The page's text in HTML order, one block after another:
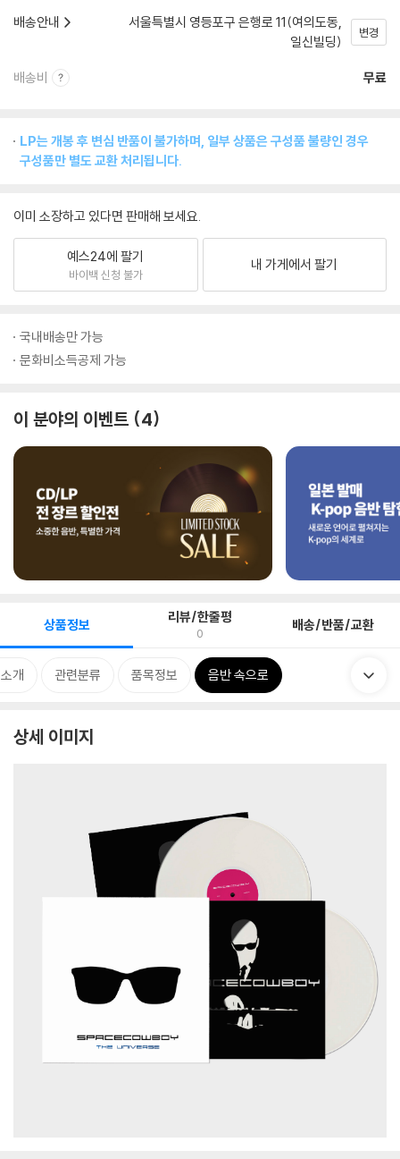
배송안내
서울특별시 영등포구 은행로 11(여의도동,
일신빌딩)
변경
배송비 무료
LP는 개봉 후 변심 반품이 불가하며, 일부 상품은 구성품 불량인 경우
구성품만 별도 교환 처리됩니다.
이미 소장하고 있다면 판매해 보세요.
예스24에 팔기
바이백 신청 불가
내 가게에서 팔기
국내배송만 가능
문화비소득공제 가능
이 분야의 이벤트 4
상품정보 리뷰/한줄평
0 배송/반품/교환
개 관련분류 품목정보 음반 속으로
상세 이미지